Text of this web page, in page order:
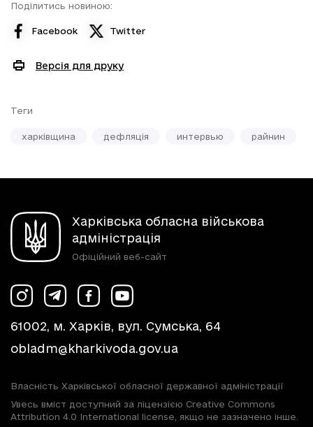
Поділитись новиною:
Facebook Twitter
Версія для друку
Теги
харківщина дефляція интервью райнин
Харківська обласна військова
адміністрація
Офіційний веб-сайт
61002, м. Харків, вул. Сумська, 64
obladm@kharkivoda.gov.ua
Власність Харківської обласної державної адміністрації
Увесь вміст доступний за ліцензією Creative Commons
Attribution 4.0 International license, якщо не зазначено інше.